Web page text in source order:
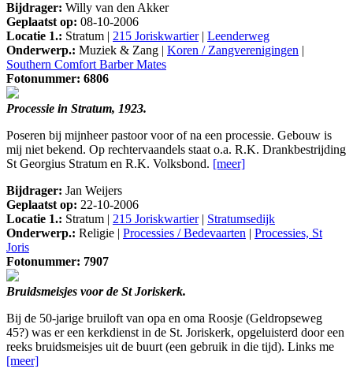
Bijdrager: Willy van den Akker
Geplaatst op: 08-10-2006
Locatie 1.: Stratum | 215 Joriskwartier| Leenderweg
Onderwerp.: Muziek & Zang | Koren / Zangverenigingen |
Southern Comfort Barber Mates
Fotonummer: 6806
Processie in Stratum, 1923.
Poseren bij mijnheer pastoor voor of na een processie. Gebouw is
mij niet bekend. Op rechtervaandels staat o.a. R.K. Drankbestrijding
St Georgius Stratum en R.K. Volksbond. [meer]
Bijdrager: Jan Weijers
Geplaatst op: 22-10-2006
Locatie 1.: Stratum | 215 Joriskwartier| Stratumsedijk
Onderwerp.: Religie | Processies / Bedevaarten | Processies, St
Joris
Fotonummer: 7907
Bruidsmeisjes voor de St Joriskerk.
Bij de 50-jarige bruiloft van opa en oma Roosje (Geldropseweg
45?) was er een kerkdienst in de St. Joriskerk, opgeluisterd door een
reeks bruidsmeisjes uit de buurt (een gebruik in die tijd). Links me
[meer]